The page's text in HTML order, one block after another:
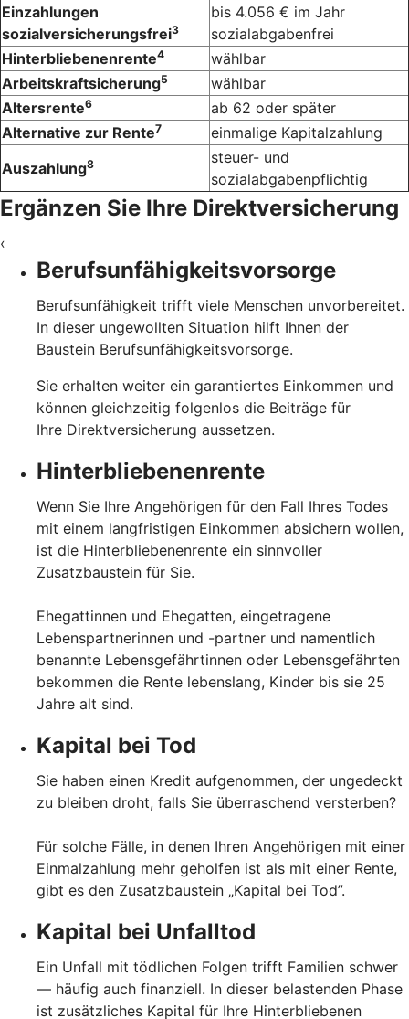
Einzahlungen
sozialversicherungsfrei3
bis 4.056 € im Jahr
sozialabgabenfrei
Hinterbliebenenrente4
wählbar
Arbeitskraftsicherung5
wählbar
Altersrente6
ab 62 oder später
Alternative zur Rente7
einmalige Kapitalzahlung
Auszahlung8
steuer- und
sozialabgabenpflichtig
Ergänzen Sie Ihre Direktversicherung
‹
Berufsunfähigkeitsvorsorge
Berufsunfähigkeit trifft viele Menschen unvorbereitet.
In dieser ungewollten Situation hilft Ihnen der
Baustein Berufsunfähigkeitsvorsorge.
Sie erhalten weiter ein garantiertes Einkommen und
können gleichzeitig folgenlos die Beiträge für
Ihre Direktversicherung aussetzen.
Hinterbliebenenrente
Wenn Sie Ihre Angehörigen für den Fall Ihres Todes
mit einem langfristigen Einkommen absichern wollen,
ist die Hinterbliebenenrente ein sinnvoller
Zusatzbaustein für Sie.
Ehegattinnen und Ehegatten, eingetragene
Lebenspartnerinnen und -partner und namentlich
benannte Lebensgefährtinnen oder Lebensgefährten
bekommen die Rente lebenslang, Kinder bis sie 25
Jahre alt sind.
Kapital bei Tod
Sie haben einen Kredit aufgenommen, der ungedeckt
zu bleiben droht, falls Sie überraschend versterben?
Für solche Fälle, in denen Ihren Angehörigen mit einer
Einmalzahlung mehr geholfen ist als mit einer Rente,
gibt es den Zusatzbaustein „Kapital bei Tod”.
Kapital bei Unfalltod
Ein Unfall mit tödlichen Folgen trifft Familien schwer
— häufig auch finanziell. In dieser belastenden Phase
ist zusätzliches Kapital für Ihre Hinterbliebenen